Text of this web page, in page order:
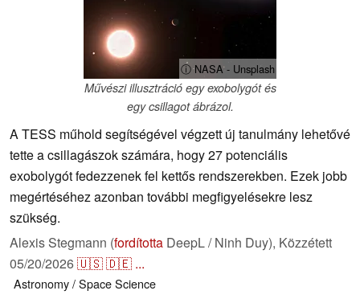
ⓘ NASA - Unsplash
Művészi illusztráció egy exobolygót és
egy csillagot ábrázol.
A TESS műhold segítségével végzett új tanulmány lehetővé
tette a csillagászok számára, hogy 27 potenciális
exobolygót fedezzenek fel kettős rendszerekben. Ezek jobb
megértéséhez azonban további megfigyelésekre lesz
szükség.
Alexis Stegmann (fordította DeepL / Ninh Duy), Közzétett
05/20/2026🇺🇸🇩🇪 ...
Astronomy / SpaceScience